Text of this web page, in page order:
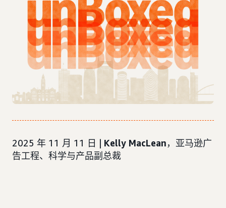
2025 年 11 月 11 日 | Kelly MacLean，亚马逊广
告工程、科学与产品副总裁